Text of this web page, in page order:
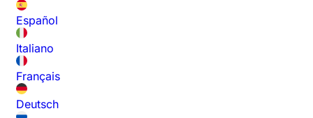
Español
Italiano
Français
Deutsch